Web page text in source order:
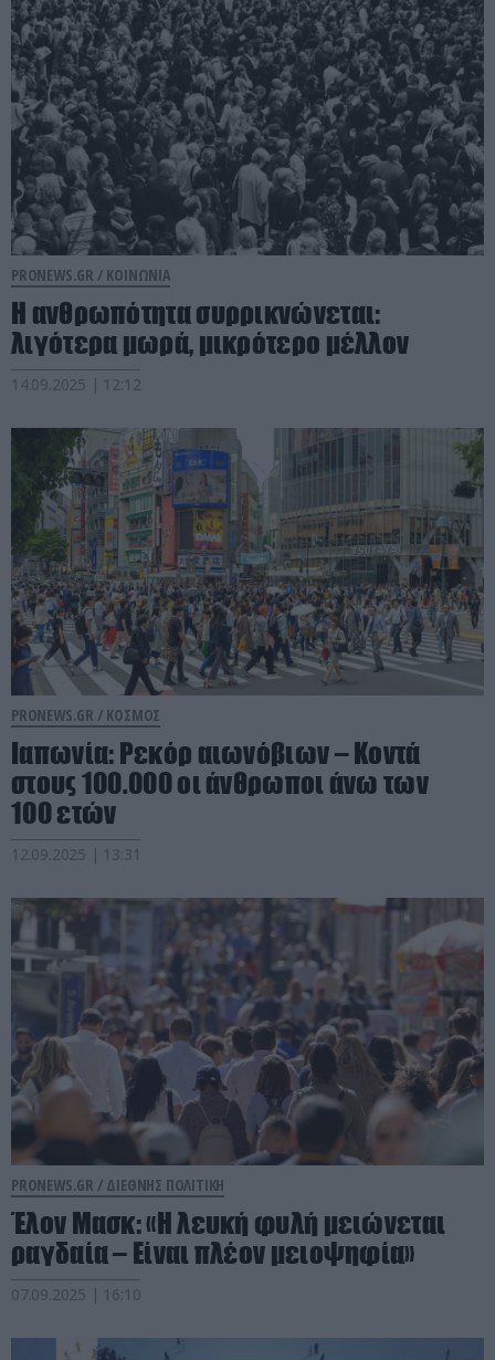
PRONEWS.GR / ΚΟΙΝΩΝΙΑ
Η ανθρωπότητα συρρικνώνεται:
λιγότερα μωρά, μικρότερο μέλλον
14.09.2025 | 12:12
PRONEWS.GR / ΚΟΣΜΟΣ
Ιαπωνία: Ρεκόρ αιωνόβιων – Κοντά
στους 100.000 οι άνθρωποι άνω των
100 ετών
12.09.2025 | 13:31
PRONEWS.GR / ΔΙΕΘΝΗΣ ΠΟΛΙΤΙΚΗ
Έλον Μασκ: «Η λευκή φυλή μειώνεται
ραγδαία – Είναι πλέον μειοψηφία»
07.09.2025 | 16:10